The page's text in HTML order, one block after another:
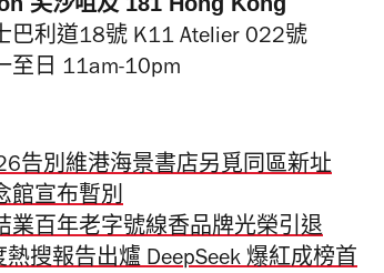
巴利道18號 K11 Atelier 022號
至日 11am-10pm
告別維港海景書店另覓同區新址
館宣布暫別
業百年老字號線香品牌光榮引退
搜報告出爐 DeepSeek 爆紅成榜首